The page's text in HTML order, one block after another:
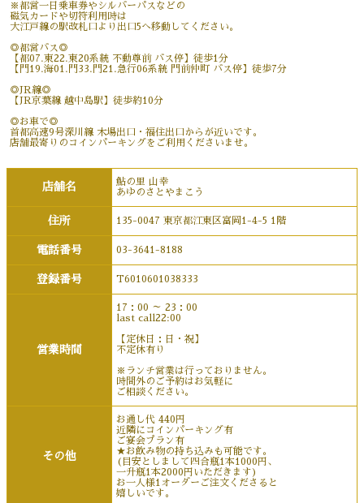
※都営一日乗車券やシルバーパスなどの
磁気カードや切符利用時は
大江戸線の駅改札口より出口5へ移動してください。
◎都営バス◎
【都07.東22.東20系統 不動尊前 バス停】徒歩1分
【門19.海01.門33.門21.急行06系統 門前仲町 バス停】徒歩7分
◎JR線◎
【JR京葉線 越中島駅】徒歩約10分
◎お車で◎
首都高速9号深川線 木場出口・福住出口からが近いです。
店舗最寄りのコインパーキングをご利用くださいませ。
店舗名
鮎の里 山幸
あゆのさとやまこう
住所 135-0047 東京都江東区富岡1-4-5 1階
電話番号 03-3641-8188
登録番号 T6010601038333
営業時間
17：00 ～ 23：00
last call22:00
【定休日：日・祝】
不定休有り
※ランチ営業は行っておりません。
時間外のご予約はお気軽に
ご相談ください。
その他
お通し代 440円
近隣にコインパーキング有
ご宴会プラン有
★お飲み物の持ち込みも可能です。
(目安としまして四合瓶1本1000円、
一升瓶1本2000円いただきます)
お一人様1オーダーご注文くださると
嬉しいです。